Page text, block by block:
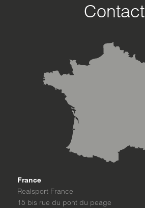
Contact
France
Realsport France
15 bis rue du pont du peage